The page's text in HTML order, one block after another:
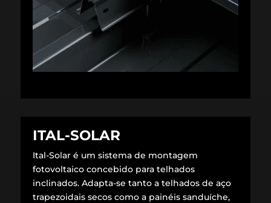
ITAL-SOLAR
Ital-Solar é um sistema de montagem
fotovoltaico concebido para telhados
inclinados. Adapta-se tanto a telhados de aço
trapezoidais secos como a painéis sanduíche,